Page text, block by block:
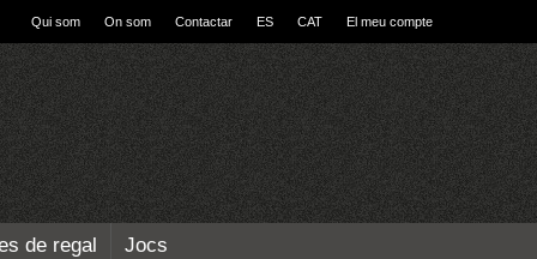
Qui som On som Contactar ES CAT El meu compte
de regal Jocs